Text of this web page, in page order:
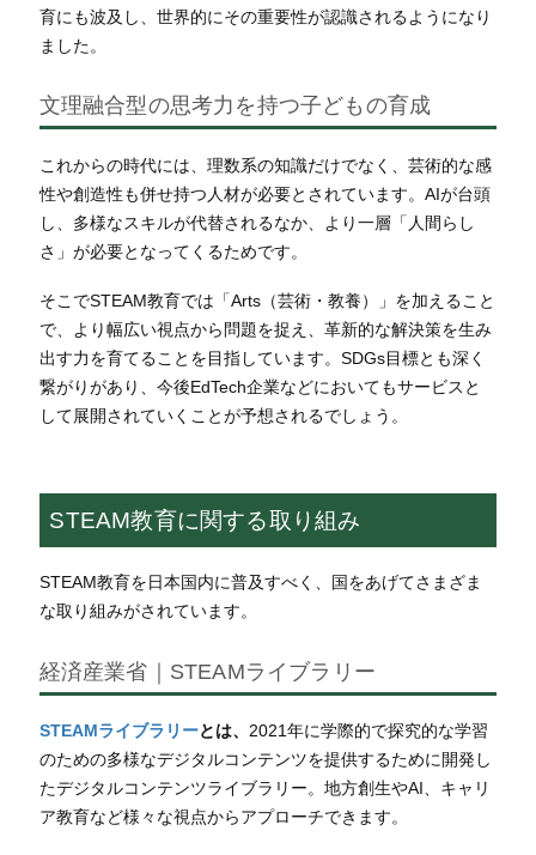
育にも波及し、世界的にその重要性が認識されるようになり
ました。
文理融合型の思考力を持つ子どもの育成
これからの時代には、理数系の知識だけでなく、芸術的な感
性や創造性も併せ持つ人材が必要とされています。AIが台頭
し、多様なスキルが代替されるなか、より一層「人間らし
さ」が必要となってくるためです。
そこでSTEAM教育では「Arts（芸術・教養）」を加えること
で、より幅広い視点から問題を捉え、革新的な解決策を生み
出す力を育てることを目指しています。SDGs目標とも深く
繋がりがあり、今後EdTech企業などにおいてもサービスと
して展開されていくことが予想されるでしょう。
STEAM教育に関する取り組み
STEAM教育を日本国内に普及すべく、国をあげてさまざま
な取り組みがされています。
経済産業省｜STEAMライブラリー
STEAMライブラリーとは、 2021年に学際的で探究的な学習
のための多様なデジタルコンテンツを提供するために開発し
たデジタルコンテンツライブラリー。地方創生やAI、キャリ
ア教育など様々な視点からアプローチできます。